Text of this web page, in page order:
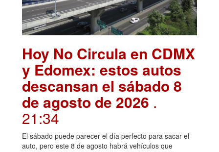
Hoy No Circula en CDMX
y Edomex: estos autos
descansan el sábado 8
de agosto de 2026 .
21:34
El sábado puede parecer el día perfecto para sacar el
auto, pero este 8 de agosto habrá vehículos que